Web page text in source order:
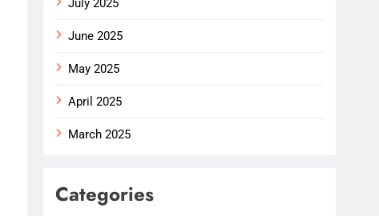
July 2025
June 2025
May 2025
April 2025
March 2025
Categories